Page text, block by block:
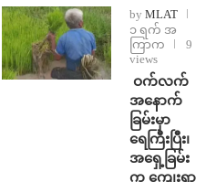
by MLAT
၁ ရက် အ
ကြာက
9
views
⁩ ⁨ဝက်လက်
အနောက်
ခြမ်းမှာ
ရေကြီးပြီး၊
အရှေ့ခြမ်း
က ကျေးရွာ